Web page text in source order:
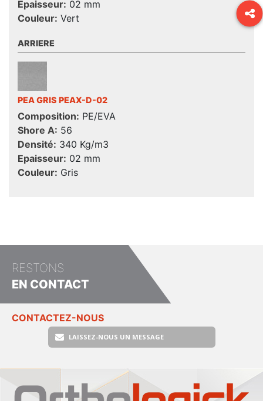
Epaisseur: 02 mm
Couleur: Vert
ARRIERE
PEA GRIS PEAX-D-02
Composition: PE/EVA
Shore A: 56
Densité: 340 Kg/m3
Epaisseur: 02 mm
Couleur: Gris
RESTONS
EN CONTACT
CONTACTEZ-NOUS
LAISSEZ-NOUS UN MESSAGE